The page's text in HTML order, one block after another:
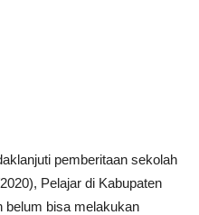
pemberitaan sekolah
Pelajar di Kabupaten
belum bisa melakukan